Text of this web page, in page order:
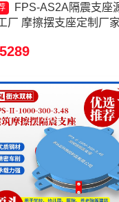
FPS-AS2A隔震支座
厂 摩擦摆支座定制厂
3.81 摩擦摆隔震支座